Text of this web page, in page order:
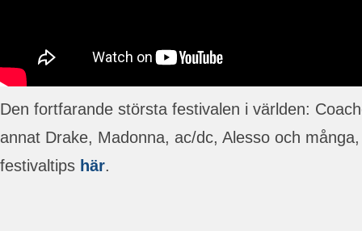
Den fortfarande största festivalen i världen:
annat Drake, Madonna, ac/dc, Alesso och
festivaltips här.